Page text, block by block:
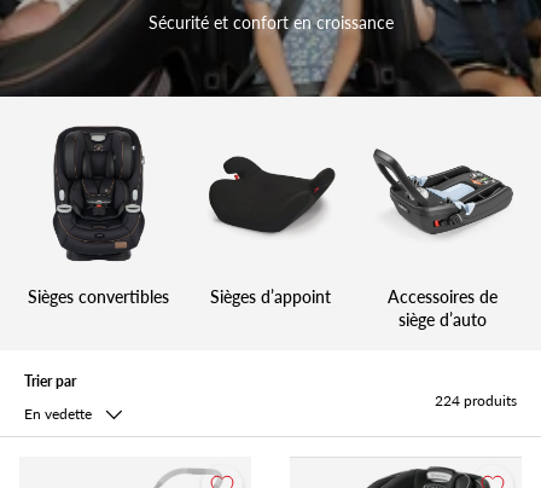
Sécurité et confort en croissance
Sièges convertibles Sièges d’appoint
Accessoires de
siège d’auto
Trier par
En vedette
224 produits